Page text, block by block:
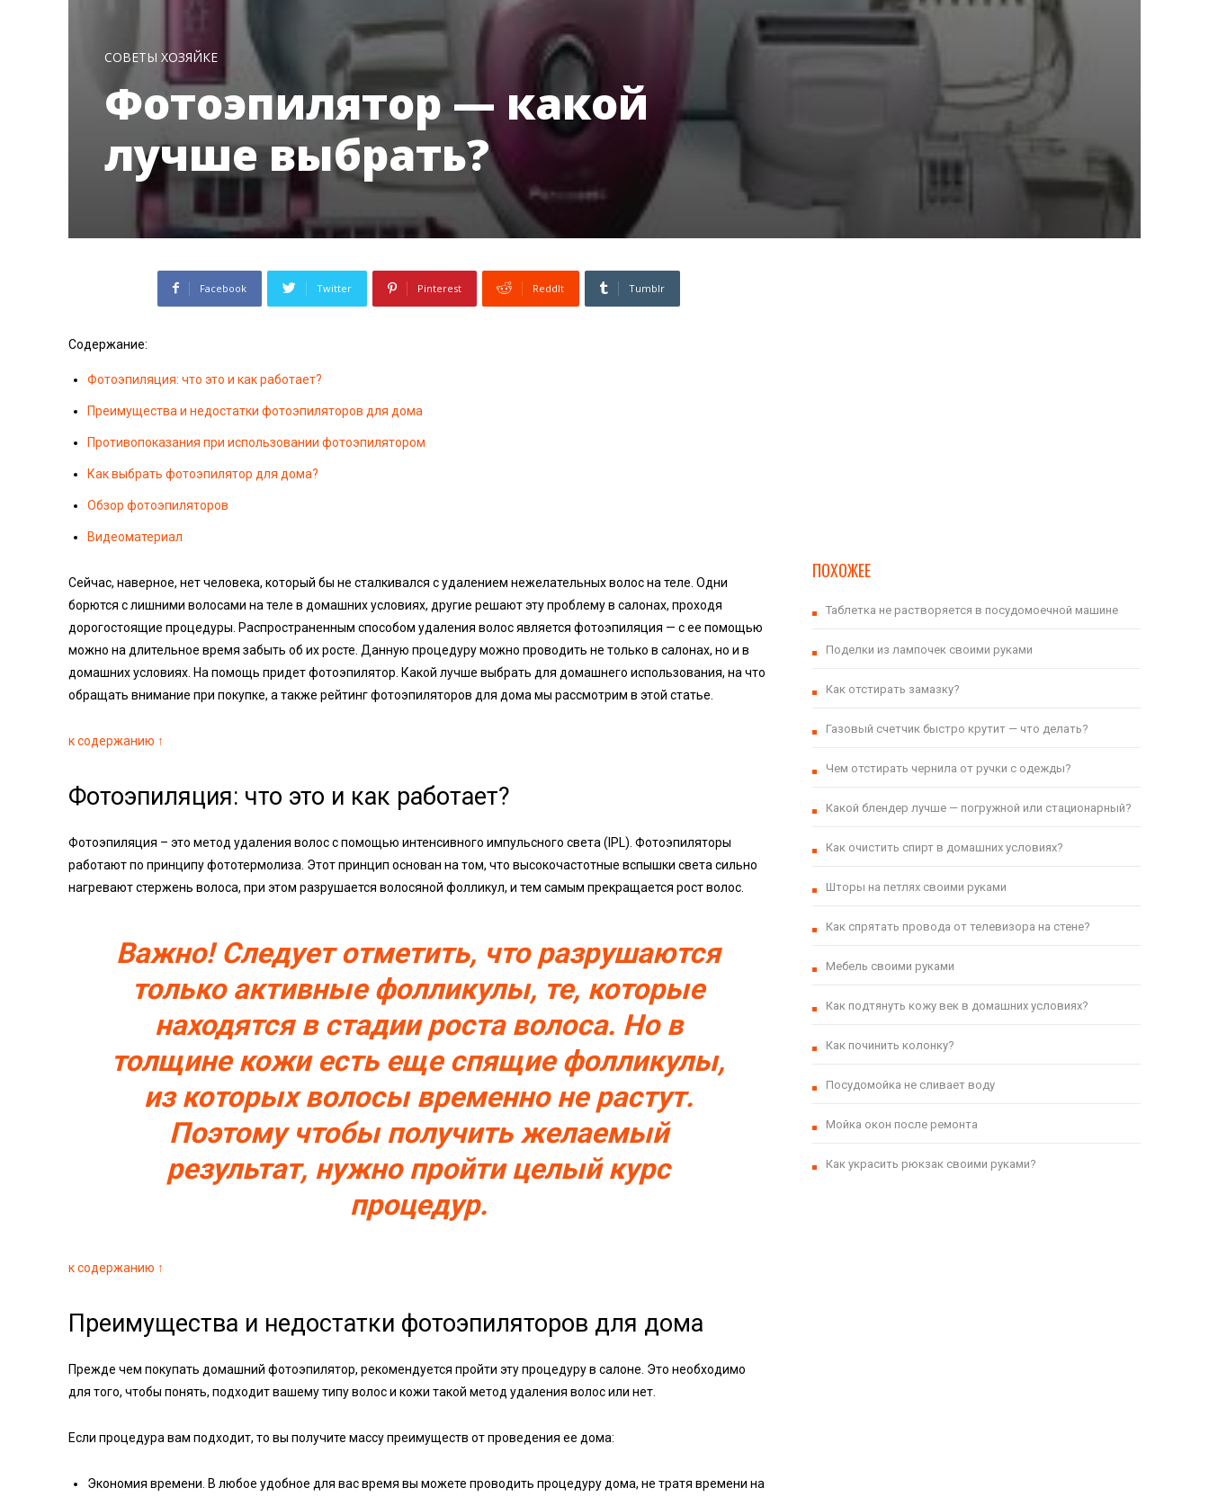
СОВЕТЫ ХОЗЯЙКЕ
Фотоэпилятор — какой
лучше выбрать?
Facebook Twitter Pinterest ReddIt Tumblr
Содержание:
Фотоэпиляция: что это и как работает?
Преимущества и недостатки фотоэпиляторов для дома
Противопоказания при использовании фотоэпилятором
Как выбрать фотоэпилятор для дома?
Обзор фотоэпиляторов
Видеоматериал
Сейчас, наверное, нет человека, который бы не сталкивался с удалением нежелательных волос на теле. Одни
борются с лишними волосами на теле в домашних условиях, другие решают эту проблему в салонах, проходя
дорогостоящие процедуры. Распространенным способом удаления волос является фотоэпиляция — с ее помощью
можно на длительное время забыть об их росте. Данную процедуру можно проводить не только в салонах, но и в
домашних условиях. На помощь придет фотоэпилятор. Какой лучше выбрать для домашнего использования, на что
обращать внимание при покупке, а также рейтинг фотоэпиляторов для дома мы рассмотрим в этой статье.
к содержанию ↑
Фотоэпиляция: что это и как работает?
Фотоэпиляция – это метод удаления волос с помощью интенсивного импульсного света (IPL). Фотоэпиляторы
работают по принципу фототермолиза. Этот принцип основан на том, что высокочастотные вспышки света сильно
нагревают стержень волоса, при этом разрушается волосяной фолликул, и тем самым прекращается рост волос.
Важно! Следует отметить, что разрушаются
только активные фолликулы, те, которые
находятся в стадии роста волоса. Но в
толщине кожи есть еще спящие фолликулы,
из которых волосы временно не растут.
Поэтому чтобы получить желаемый
результат, нужно пройти целый курс
процедур.
к содержанию ↑
Преимущества и недостатки фотоэпиляторов для дома
Прежде чем покупать домашний фотоэпилятор, рекомендуется пройти эту процедуру в салоне. Это необходимо
для того, чтобы понять, подходит вашему типу волос и кожи такой метод удаления волос или нет.
Если процедура вам подходит, то вы получите массу преимуществ от проведения ее дома:
Экономия времени. В любое удобное для вас время вы можете проводить процедуру дома, не тратя времени на
ПОХОЖЕЕ
Таблетка не растворяется в посудомоечной машине
Поделки из лампочек своими руками
Как отстирать замазку?
Газовый счетчик быстро крутит — что делать?
Чем отстирать чернила от ручки с одежды?
Какой блендер лучше — погружной или стационарный?
Как очистить спирт в домашних условиях?
Шторы на петлях своими руками
Как спрятать провода от телевизора на стене?
Мебель своими руками
Как подтянуть кожу век в домашних условиях?
Как починить колонку?
Посудомойка не сливает воду
Мойка окон после ремонта
Как украсить рюкзак своими руками?